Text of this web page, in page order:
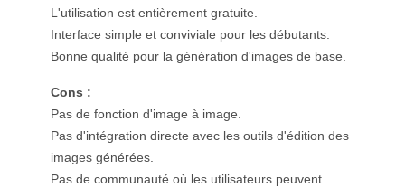
L'utilisation est entièrement gratuite.
Interface simple et conviviale pour les débutants.
Bonne qualité pour la génération d'images de base.
Cons :
Pas de fonction d'image à image.
Pas d'intégration directe avec les outils d'édition des
images générées.
Pas de communauté où les utilisateurs peuvent